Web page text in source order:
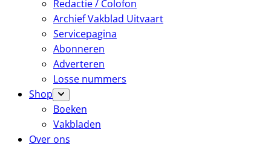
Redactie / Colofon
Archief Vakblad Uitvaart
Servicepagina
Abonneren
Adverteren
Losse nummers
Shop
Boeken
Vakbladen
Over ons